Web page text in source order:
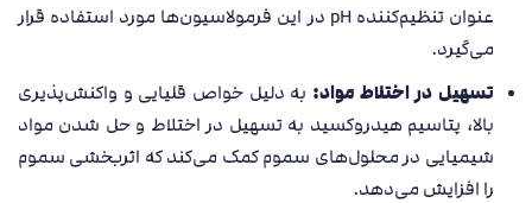
عنوان تنظیم‌کننده pH در این فرمولاسیون‌ها مورد استفاده قرار
می‌گیرد.
تسهیل در اختلاط مواد: به دلیل خواص قلیایی و واکنش‌پذیری
بالا، پتاسیم هیدروکسید به تسهیل در اختلاط و حل شدن مواد
شیمیایی در محلول‌های سموم کمک می‌کند که اثربخشی سموم
را افزایش می‌دهد.